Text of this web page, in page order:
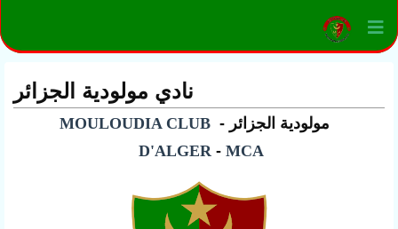
نادي مولودية الجزائر
مولودية الجزائر - MOULOUDIA CLUB
D'ALGER - MCA